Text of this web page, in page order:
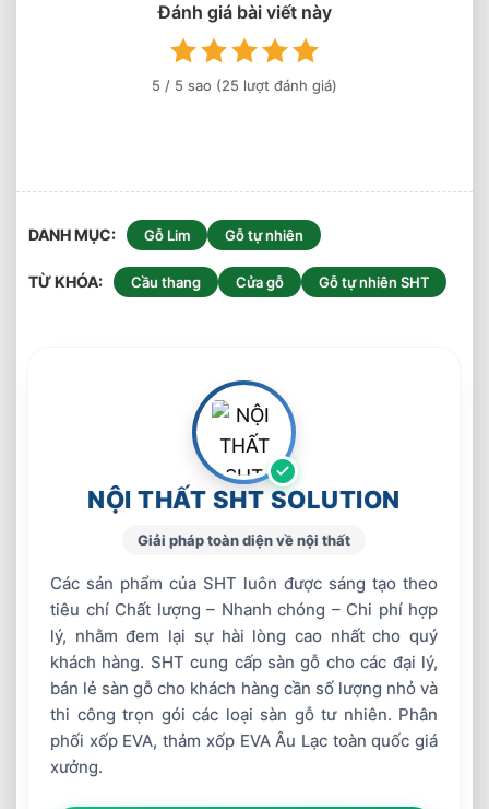
Đánh giá bài viết này
5 / 5 sao (25 lượt đánh giá)
DANH MỤC Gỗ Lim Gỗ tự nhiên
TỪ KHÓA Cầu thang Cửa gỗ Gỗ tự nhiên SHT
NỘI THẤT SHT SOLUTION
Giải pháp toàn diện về nội thất
Các sản phẩm của SHT luôn được sáng tạo theo
tiêu chí Chất lượng – Nhanh chóng – Chi phí hợp
lý, nhằm đem lại sự hài lòng cao nhất cho quý
khách hàng. SHT cung cấp sàn gỗ cho các đại lý,
bán lẻ sàn gỗ cho khách hàng cần số lượng nhỏ và
thi công trọn gói các loại sàn gỗ tư nhiên. Phân
phối xốp EVA, thảm xốp EVA Âu Lạc toàn quốc giá
xưởng.